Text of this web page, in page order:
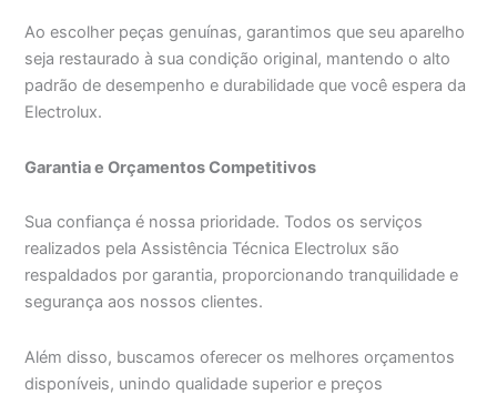
Ao escolher peças genuínas, garantimos que seu aparelho
seja restaurado à sua condição original, mantendo o alto
padrão de desempenho e durabilidade que você espera da
Electrolux.
Garantia e Orçamentos Competitivos
Sua confiança é nossa prioridade. Todos os serviços
realizados pela Assistência Técnica Electrolux são
respaldados por garantia, proporcionando tranquilidade e
segurança aos nossos clientes.
Além disso, buscamos oferecer os melhores orçamentos
disponíveis, unindo qualidade superior e preços